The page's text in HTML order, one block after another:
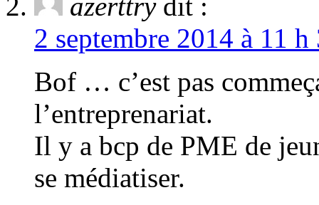
azerttry dit :
2 septembre 2014 à 11
Bof … c’est pas
l’entreprenariat.
Il y a bcp de PME de
se médiatiser.